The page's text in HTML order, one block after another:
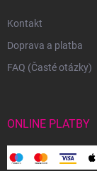
Kontakt
Doprava a platba
FAQ (Časté otázky)
ONLINE PLATBY